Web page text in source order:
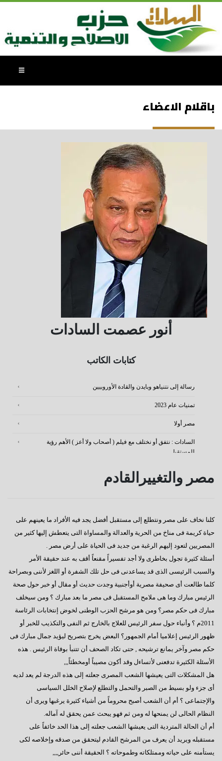
باقلام الاعضاء
أنور عصمت السادات
كتابات الكاتب
رسالة إلى نتنياهو وبايدن والقادة الأوروبيين
تمنيات عام 2023
مصر أولا
السادات : نتفق أو نختلف مع فيلم ( أصحاب ولا أعز ) الأهم رؤية
للمستقبل
كفانا إدانات
رسالة إلى النائب / على عبد العال
كورونا وأخواتها كشفوا هشاشة كيانات عربية كبرى
إفتكاسة أبو شقة إحدى عجائب وغرائب البرلمان
هذا هو المتوقع والمنتظر
إطلالة عام جديد
عجائب وغرائب مجلس النواب
تغييب القوى الوطنية
هل يطول الإنتظار ؟
السادات : رحيل مرسى كشف عن آفة مجتمعية خطيرة
إيران - ماذا ننتظر؟
ماذا بعد الإستفتاء ؟
هل يفاجئنا الرئيس ؟
مصر والتغييرالقادم
كلنا نخاف على مصر ونتطلع إلى مستقبل أفضل يجد فيه الأفراد ما يعينهم على
حياة كريمة فى مناخ من الحرية والعدالة والمساواة التى يتعطش إليها كثير من
المصريين لتعود إليهم الرغبة من جديد فى الحياة على أرض مصر .
أسئلة كثيرة تجول بخاطرى ولا أجد تفسيراً مقنعاً أقف به عند حقيقة الأمر
والسبب الرئيسى الذى قد يساعدنى فى حل تلك الشفرة أو اللغز لأننى وبصراحة
كلما طالعت أى صحيفة مصرية أوأجنبية وجدت حديث أو مقال أو خبر حول صحة
الرئيس مبارك وما هى ملامح المستقبل فى مصر ما بعد مبارك ؟ ومن سيخلف
مبارك فى حكم مصر؟ ومن هو مرشح الحزب الوطنى لخوض إنتخابات الرئاسة
2011م ؟ وأنباء حول سفر الرئيس للعلاج بالخارج ثم النفى والتكذيب للخبر أو
ظهور الرئيس إعلاميا أمام الجمهور؟ البعض يخرج بتصريح ليؤيد جمال مبارك فى
حكم مصر وآخر يمانع ترشيحه , حتى تكاد الصحف أن تتنبأ بوفاة الرئيس . هذه
الأسئلة الكثيرة تدفعنى لأتساءل وقد أكون مصيباً أومخطئاً,,,
هل المشكلات التى يعيشها الشعب المصرى جعلته إلى هذه الدرجة لم يعد لديه
أى جزء ولو بسيط من الصبر والتحمل والتطلع لإصلاح الخلل السياسى
والإجتماعى ؟ أم أن الشعب أصبح محروماً من أشياء كثيرة يرغبها ويرى أن
النظام الحالى لن يمنحها له ومن ثم فهو يبحث عمن يحقق له آماله.
أم أن الحالة المتردية التى يعيشها الشعب جعلته إلى هذا الحد خائفاً على
مستقبله ويريد أن يعرف من المرشح القادم ليتحقق من صدقه وإخلاصه لكى
يستأمنه على حياته وممتلكاته وطموحاته ؟ الحقيقة أننى حائر,,,,